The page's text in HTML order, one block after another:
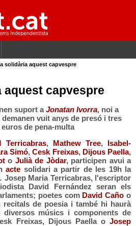
solidària aquest capvespre
aquest capvespre
suport a Jonatan Ivorra, noi a
demanen vuit anys de presó i tres
euros de pena-multa
Terricabras, Mathew Tree, Isabel-
Simó,Cesk Freixas, Dijous Paella,
o Julià de Jòdar, participen avui a
acte solidari a partir de les 19h la
Josep Maria Terricabras, l'escriptor
David Fernández seran els
poetes com David Caño o
de poesia i també hi haurà
diversos músics i components de
Freixas, Dijous Paella o Josep